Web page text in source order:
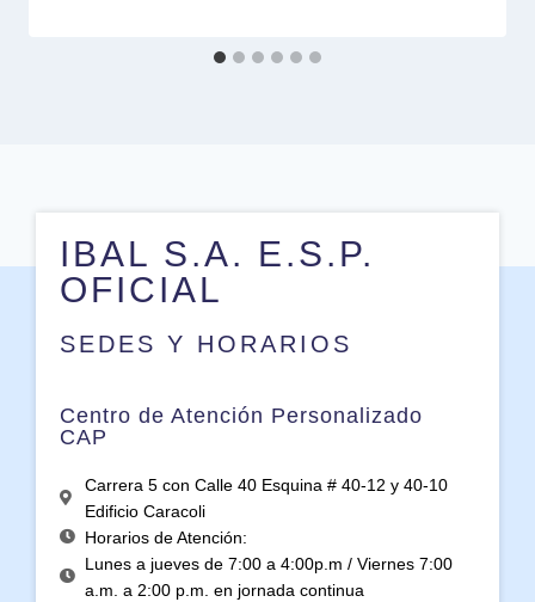
IBAL S.A. E.S.P.
OFICIAL
SEDES Y HORARIOS
Centro de Atención Personalizado
CAP
Carrera 5 con Calle 40 Esquina # 40-12 y 40-10
Edificio Caracoli
Horarios de Atención:
Lunes a jueves de 7:00 a 4:00p.m / Viernes 7:00
a.m. a 2:00 p.m. en jornada continua